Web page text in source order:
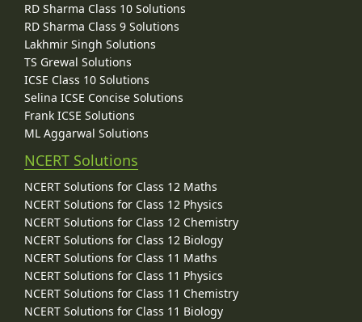
RD Sharma Class 10 Solutions
RD Sharma Class 9 Solutions
Lakhmir Singh Solutions
TS Grewal Solutions
ICSE Class 10 Solutions
Selina ICSE Concise Solutions
Frank ICSE Solutions
ML Aggarwal Solutions
NCERT Solutions
NCERT Solutions for Class 12 Maths
NCERT Solutions for Class 12 Physics
NCERT Solutions for Class 12 Chemistry
NCERT Solutions for Class 12 Biology
NCERT Solutions for Class 11 Maths
NCERT Solutions for Class 11 Physics
NCERT Solutions for Class 11 Chemistry
NCERT Solutions for Class 11 Biology